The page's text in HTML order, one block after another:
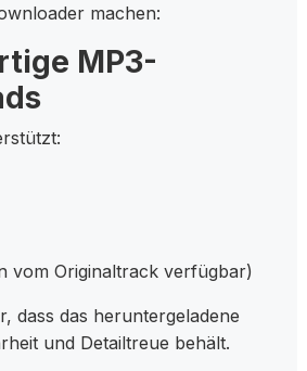
machen:
MP3-
vom Originaltrack verfügbar)
dass das heruntergeladene
und Detailtreue behält.